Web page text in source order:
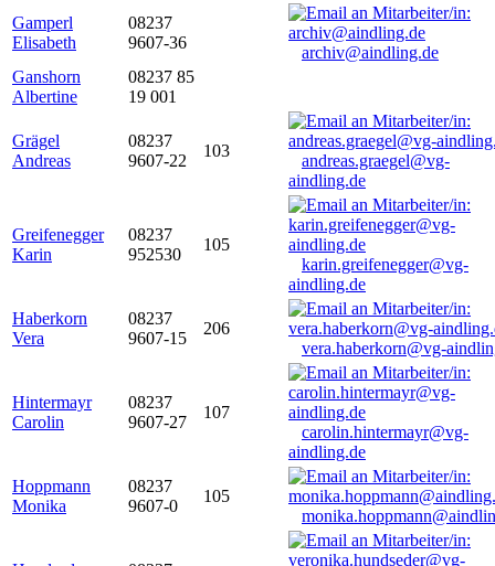
Gamperl
Elisabeth
08237
9607-36
archiv@aindling.de
Ganshorn
Albertine
08237 85
19 001
Grägel
Andreas
08237
9607-22
103
andreas.graegel@vg-
aindling.de
Greifenegger
Karin
08237
952530
105
karin.greifenegger@vg-
aindling.de
Haberkorn
Vera
08237
9607-15
206
vera.haberkorn@vg-
Hintermayr
Carolin
08237
9607-27
107
carolin.hintermayr@vg-
aindling.de
Hoppmann
Monika
08237
9607-0
105